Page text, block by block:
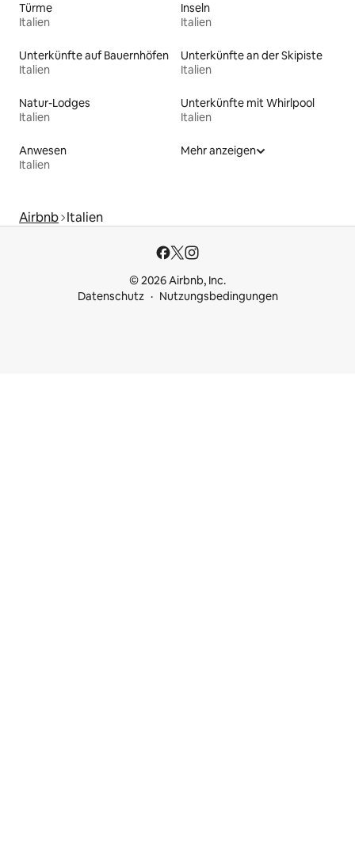
Türme
Italien
Inseln
Italien
Unterkünfte auf Bauernhöfen
Italien
Unterkünfte an der Skipiste
Italien
Natur-Lodges
Italien
Unterkünfte mit Whirlpool
Italien
Anwesen
Italien
Mehr anzeigen
Airbnb Italien
© 2026 Airbnb, Inc.
Datenschutz
Nutzungsbedingungen